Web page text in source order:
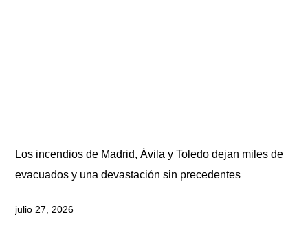
Los incendios de Madrid, Ávila y Toledo dejan miles de
evacuados y una devastación sin precedentes
julio 27, 2026